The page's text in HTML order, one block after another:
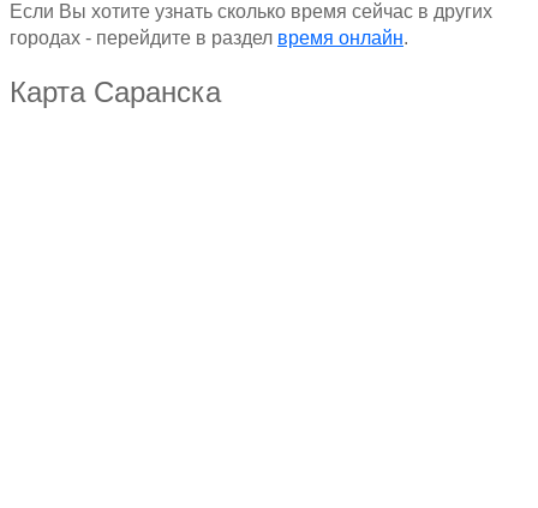
Если Вы хотите узнать сколько время сейчас в других
городах - перейдите в раздел время онлайн.
Карта Саранска